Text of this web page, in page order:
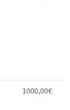
1000,00€